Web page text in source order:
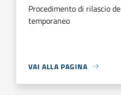
Procedimento di rilascio
temporaneo
VAI ALLA PAGINA